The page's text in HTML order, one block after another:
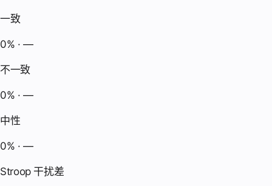
一致
0% · —
不一致
0% · —
中性
0% · —
Stroop 干扰差